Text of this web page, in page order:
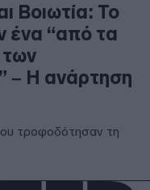
Βοιωτία: Το
ένα “από τα
των
– Η ανάρτηση
τροφοδότησαν τη